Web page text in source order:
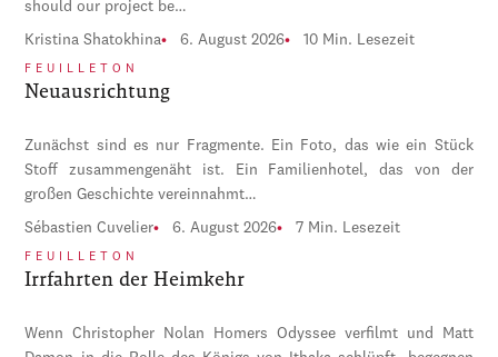
should our project be…
Kristina Shatokhina 6. August 2026 10 Min. Lesezeit
FEUILLETON
Neuausrichtung
Zunächst sind es nur Fragmente. Ein Foto, das wie ein Stück
Stoff zusammengenäht ist. Ein Familienhotel, das von der
großen Geschichte vereinnahmt…
Sébastien Cuvelier 6. August 2026 7 Min. Lesezeit
FEUILLETON
Irrfahrten der Heimkehr
Wenn Christopher Nolan Homers Odyssee verfilmt und Matt